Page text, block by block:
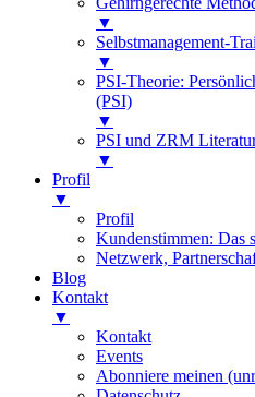
▼
Selbstmanagement-
▼
PSI-Theorie:
(PSI)
▼
PSI und ZRM
▼
Profil
▼
Profil
Kundenstimmen: Das
Netzwerk,
Blog
Kontakt
▼
Kontakt
Events
Abonniere meinen